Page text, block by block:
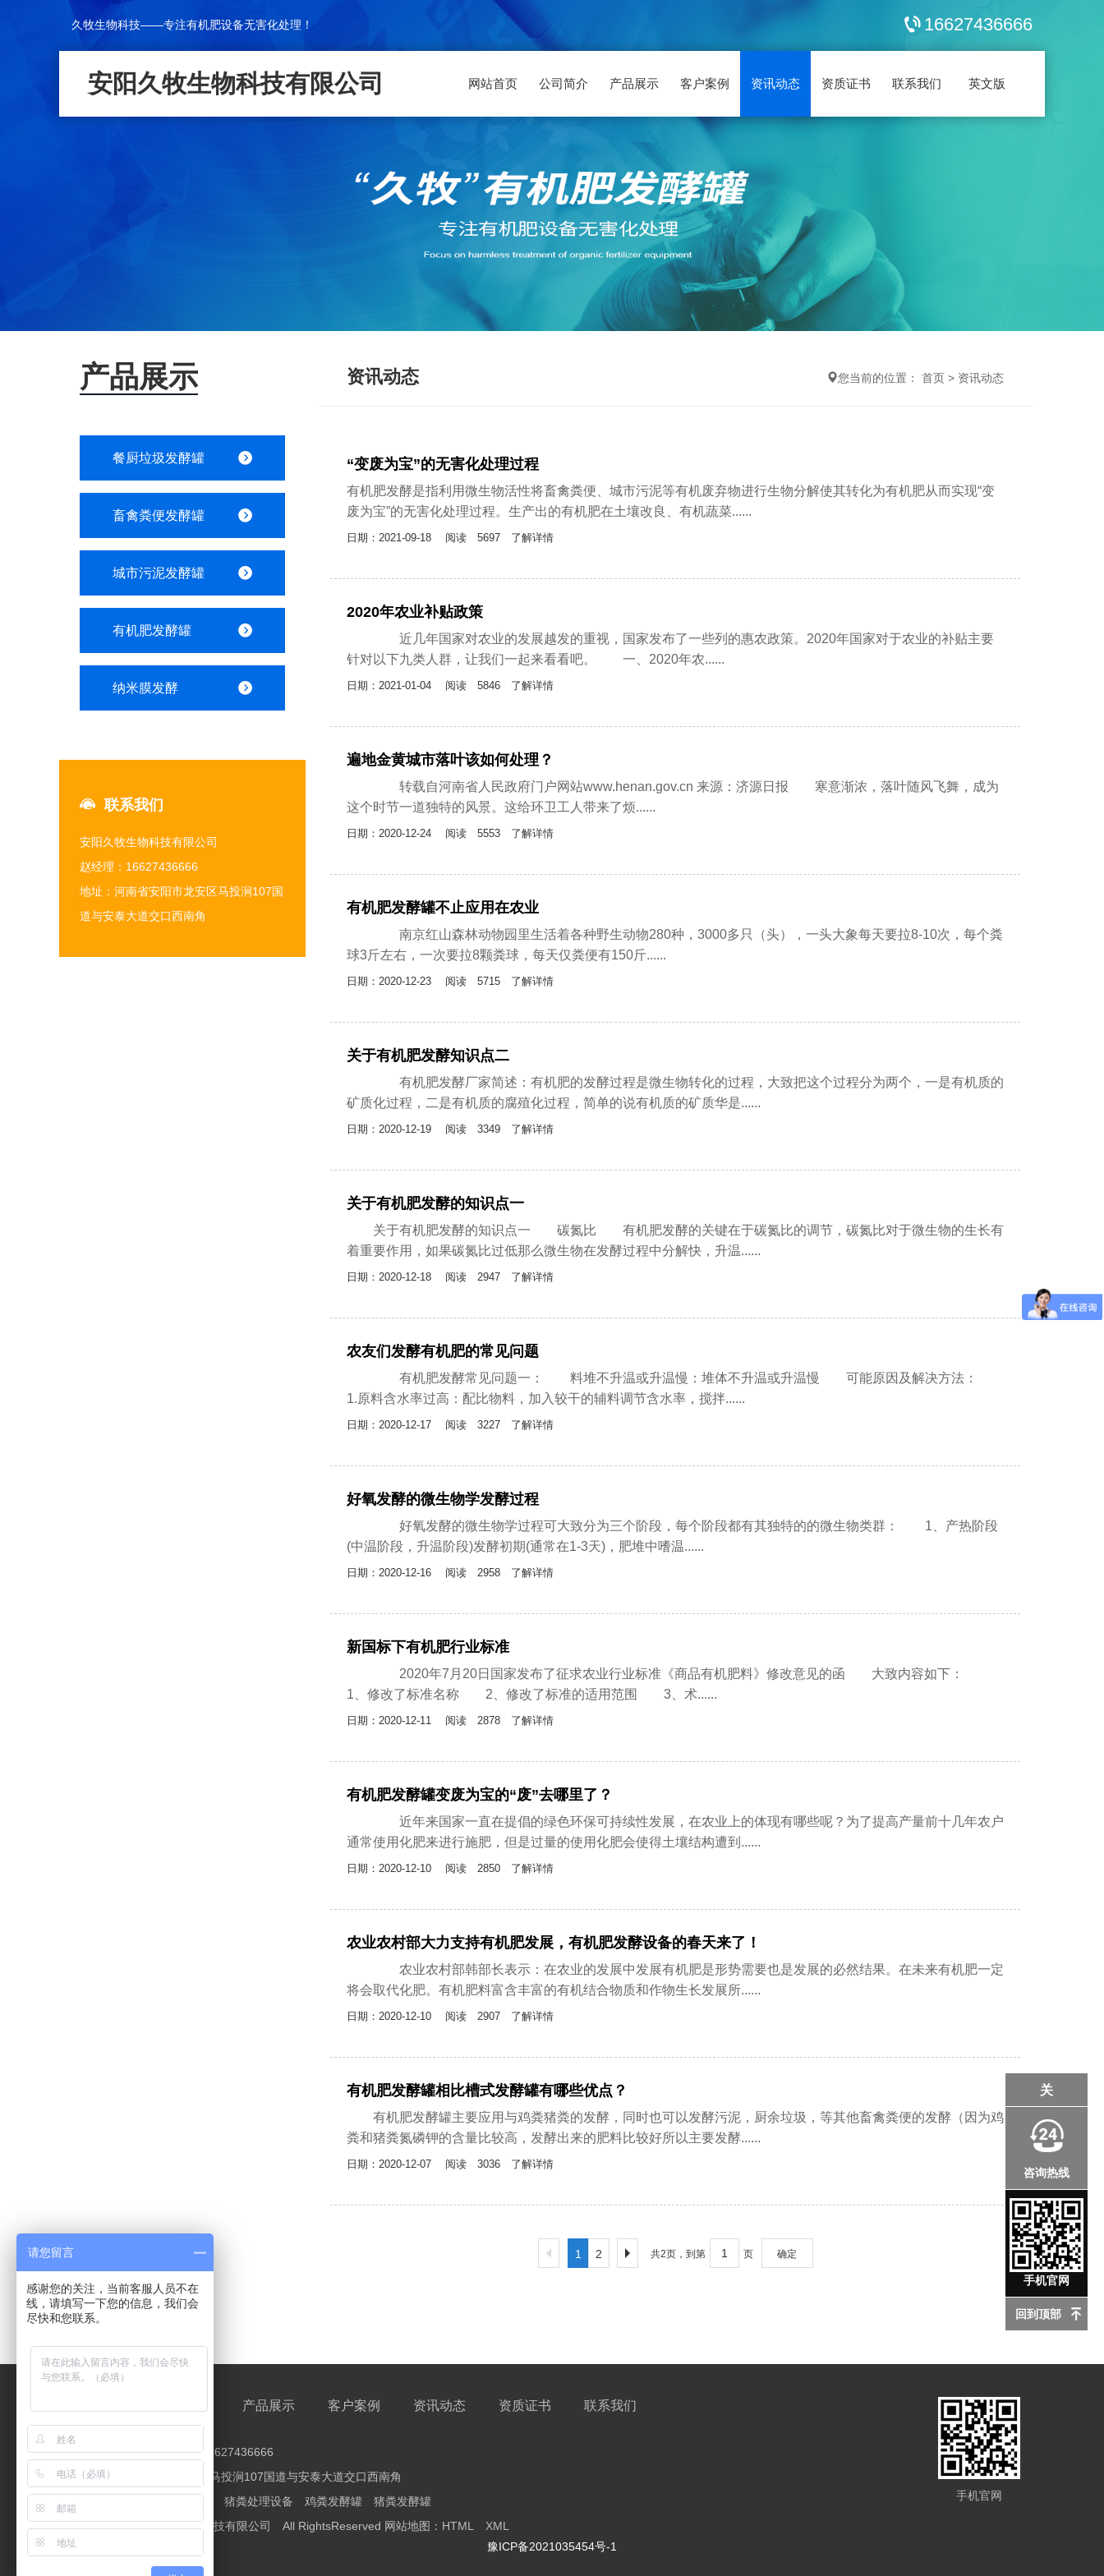
久牧生物科技——专注有机肥设备无害化处理！ 16627436666
安阳久牧生物科技有限公司 网站首页 公司简介 产品展示 客户案例 资讯动态 资质证书 联系我们 英文版
产品展示
餐厨垃圾发酵罐
畜禽粪便发酵罐
城市污泥发酵罐
有机肥发酵罐
纳米膜发酵
联系我们
安阳久牧生物科技有限公司
赵经理：16627436666
地址：河南省安阳市龙安区马投涧107国
道与安泰大道交口西南角
资讯动态 您当前的位置： 首页 > 资讯动态
“变废为宝”的无害化处理过程
有机肥发酵是指利用微生物活性将畜禽粪便、城市污泥等有机废弃物进行生物分解使其转化为有机肥从而实现“变
废为宝”的无害化处理过程。生产出的有机肥在土壤改良、有机蔬菜......
日期：2021-09-18 阅读 5697 了解详情
2020年农业补贴政策
近几年国家对农业的发展越发的重视，国家发布了一些列的惠农政策。2020年国家对于农业的补贴主要
针对以下九类人群，让我们一起来看看吧。 一、2020年农......
日期：2021-01-04 阅读 5846 了解详情
遍地金黄城市落叶该如何处理？
转载自河南省人民政府门户网站www.henan.gov.cn 来源：济源日报 寒意渐浓，落叶随风飞舞，成为
这个时节一道独特的风景。这给环卫工人带来了烦......
日期：2020-12-24 阅读 5553 了解详情
有机肥发酵罐不止应用在农业
南京红山森林动物园里生活着各种野生动物280种，3000多只（头），一头大象每天要拉8-10次，每个粪
球3斤左右，一次要拉8颗粪球，每天仅粪便有150斤......
日期：2020-12-23 阅读 5715 了解详情
关于有机肥发酵知识点二
有机肥发酵厂家简述：有机肥的发酵过程是微生物转化的过程，大致把这个过程分为两个，一是有机质的
矿质化过程，二是有机质的腐殖化过程，简单的说有机质的矿质华是......
日期：2020-12-19 阅读 3349 了解详情
关于有机肥发酵的知识点一
关于有机肥发酵的知识点一 碳氮比 有机肥发酵的关键在于碳氮比的调节，碳氮比对于微生物的生长有
着重要作用，如果碳氮比过低那么微生物在发酵过程中分解快，升温......
日期：2020-12-18 阅读 2947 了解详情
农友们发酵有机肥的常见问题
有机肥发酵常见问题一： 料堆不升温或升温慢：堆体不升温或升温慢 可能原因及解决方法：
1.原料含水率过高：配比物料，加入较干的辅料调节含水率，搅拌......
日期：2020-12-17 阅读 3227 了解详情
好氧发酵的微生物学发酵过程
好氧发酵的微生物学过程可大致分为三个阶段，每个阶段都有其独特的的微生物类群： 1、产热阶段
(中温阶段，升温阶段)发酵初期(通常在1-3天)，肥堆中嗜温......
日期：2020-12-16 阅读 2958 了解详情
新国标下有机肥行业标准
2020年7月20日国家发布了征求农业行业标准《商品有机肥料》修改意见的函 大致内容如下：
1、修改了标准名称 2、修改了标准的适用范围 3、术......
日期：2020-12-11 阅读 2878 了解详情
有机肥发酵罐变废为宝的“废”去哪里了？
近年来国家一直在提倡的绿色环保可持续性发展，在农业上的体现有哪些呢？为了提高产量前十几年农户
通常使用化肥来进行施肥，但是过量的使用化肥会使得土壤结构遭到......
日期：2020-12-10 阅读 2850 了解详情
农业农村部大力支持有机肥发展，有机肥发酵设备的春天来了！
农业农村部韩部长表示：在农业的发展中发展有机肥是形势需要也是发展的必然结果。在未来有机肥一定
将会取代化肥。有机肥料富含丰富的有机结合物质和作物生长发展所......
日期：2020-12-10 阅读 2907 了解详情
有机肥发酵罐相比槽式发酵罐有哪些优点？
有机肥发酵罐主要应用与鸡粪猪粪的发酵，同时也可以发酵污泥，厨余垃圾，等其他畜禽粪便的发酵（因为鸡
粪和猪粪氮磷钾的含量比较高，发酵出来的肥料比较好所以主要发酵......
日期：2020-12-07 阅读 3036 了解详情
1 2 共2页，到第 页 确定
产品展示 客户案例 资讯动态 资质证书 联系我们
手机官网
全国服务热线： 赵经理：16627436666
地址：河南省安阳市龙安区马投涧107国道与安泰大道交口西南角
猪粪处理设备 鸡粪发酵罐
猪粪发酵罐
Copyright 安阳久牧生物科技有限公司 All RightsReserved 网站地图： HTML
XML
豫ICP备2021035454号-1
关
咨询热线
手机官网
回到顶部
请您留言
感谢您的关注，当前客服人员不在
线，请填写一下您的信息，我们会
尽快和您联系。